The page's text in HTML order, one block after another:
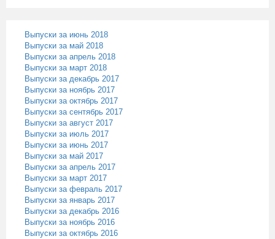
Выпуски за июнь 2018
Выпуски за май 2018
Выпуски за апрель 2018
Выпуски за март 2018
Выпуски за декабрь 2017
Выпуски за ноябрь 2017
Выпуски за октябрь 2017
Выпуски за сентябрь 2017
Выпуски за август 2017
Выпуски за июль 2017
Выпуски за июнь 2017
Выпуски за май 2017
Выпуски за апрель 2017
Выпуски за март 2017
Выпуски за февраль 2017
Выпуски за январь 2017
Выпуски за декабрь 2016
Выпуски за ноябрь 2016
Выпуски за октябрь 2016